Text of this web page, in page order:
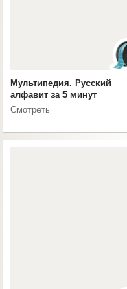
Мультипедия. Русский
алфавит за 5 минут
Смотреть